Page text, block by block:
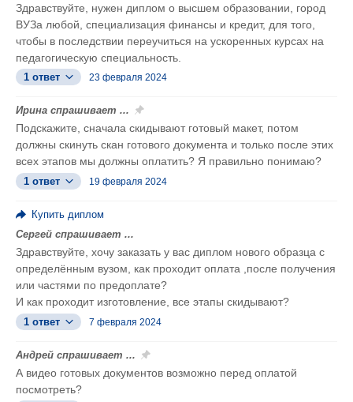
Здравствуйте, нужен диплом о высшем образовании, город
ВУЗа любой, специализация финансы и кредит, для того,
чтобы в последствии переучиться на ускоренных курсах на
педагогическую специальность.
1 ответ 23 февраля 2024
Ирина спрашивает ...
Подскажите, сначала скидывают готовый макет, потом
должны скинуть скан готового документа и только после этих
всех этапов мы должны оплатить? Я правильно понимаю?
1 ответ 19 февраля 2024
Купить диплом
Сергей спрашивает ...
Здравствуйте, хочу заказать у вас диплом нового образца с
определённым вузом, как проходит оплата ,после получения
или частями по предоплате?
И как проходит изготовление, все этапы скидывают?
1 ответ 7 февраля 2024
Андрей спрашивает ...
А видео готовых документов возможно перед оплатой
посмотреть?